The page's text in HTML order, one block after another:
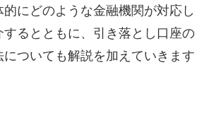
にどのような金融機関が対応し
るとともに、引き落とし口座の
ついても解説を加えていきます